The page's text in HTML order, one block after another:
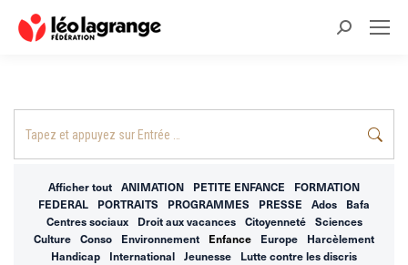
Recherche
Afficher tout ANIMATION PETITE ENFANCE
FORMATION
FEDERAL
PORTRAITS PROGRAMMES PRESSE Ados
Bafa
Centres sociaux
Droit aux vacances Citoyenneté
Sciences
Culture
Conso Environnement Enfance Europe
Harcèlement
Handicap
International Jeunesse
Lutte contre les discris